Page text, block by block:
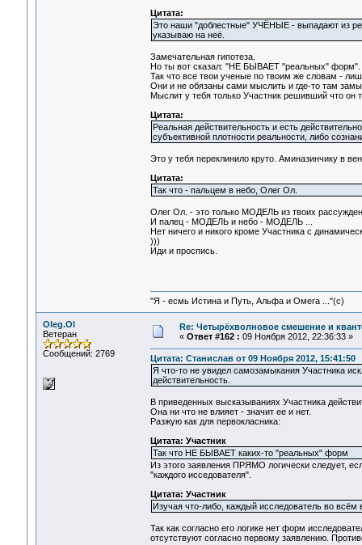
Цитата:
Это наши "доблестные" УЧЁНЫЕ - выпадают из
указываю на неё.
Замечательная гипотеза.
Но ты вот сказал: "НЕ БЫВАЕТ "реальных" форм".
Так что все твои ученые по твоим же словам -
Они и не обязаны сами мыслить и где-то там
Мыслит у тебя только Участник решивший что
Цитата:
Реальная действительность и есть
субъективной плотности реальности, либо
Это у тебя переклинило круто. Аминазинчику в
Цитата:
Так что - пальцем в небо, Олег Ол.
Олег Ол. - это только МОДЕЛЬ из твоих
И палец - МОДЕЛЬ и небо - МОДЕЛЬ ...
Нет ничего и никого кроме Участника с
)))
Иди и проспись.
"Я - есмь Истина и Путь, Альфа и Омега ..."(с)
Oleg.Ol
Ветеран
Сообщений: 2769
Re: Четырёхволновое смешение и
« Ответ #162 : 09 Ноября 2012, 22:36:33 »
Цитата: Станислав от 09 Ноября 2012, 15:41:50
Я что-то не увидел самозамыкания Участника
действительность.
В приведенных высказываниях Участника
Она ни что не влияет - значит ее и нет.
Разжую как для первокласника:
Цитата: Участник
Так что НЕ БЫВАЕТ каких-то "реальных" форм
Из этого заявления ПРЯМО логически следует,
"каждого исседователя".
Цитата: Участник
Изучая что-либо, каждый исследователь во
Так как согласно его логике нет форм
отсутствуют согласно первому заявлению.